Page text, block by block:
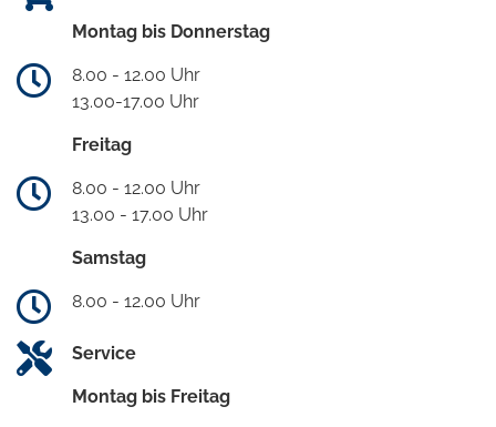
Montag bis Donnerstag
8.00 - 12.00 Uhr
13.00-17.00 Uhr
Freitag
8.00 - 12.00 Uhr
13.00 - 17.00 Uhr
Samstag
8.00 - 12.00 Uhr
Service
Montag bis Freitag